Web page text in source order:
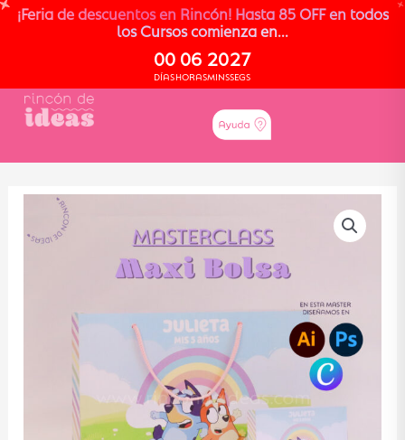
¡Feria de descuentos en Rincón! Hasta 85 OFF en todos
los Cursos comienza en...
00
DÍAS
06
HORAS
20
MINS
26
SEGS